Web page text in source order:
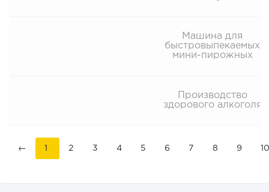
Машина для
быстровыпекаемых
мини-пирожных
Производство
здорового алкоголя
← 1 2 3 4 5 6 7 8 9 10